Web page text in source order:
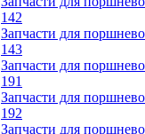
142
Запчасти для
143
Запчасти для
191
Запчасти для
192
Запчасти для